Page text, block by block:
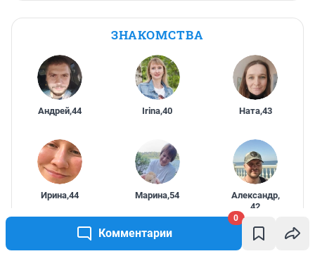
Комментарии
0
ЗНАКОМСТВА
Андрей,44 Irina,40 Ната,43
Ирина,44 Марина,54 Александр,
42
Начать знакомиться